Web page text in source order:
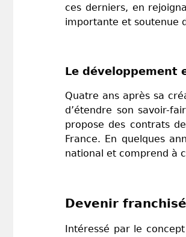
ces derniers, en
importante et soutenue
Le développement
Quatre ans après sa
d’étendre son savoir-
propose des contrats
France. En quelques
national et comprend
Devenir
Intéressé par le